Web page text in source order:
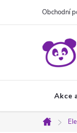
Obchodní
Akce
Domů